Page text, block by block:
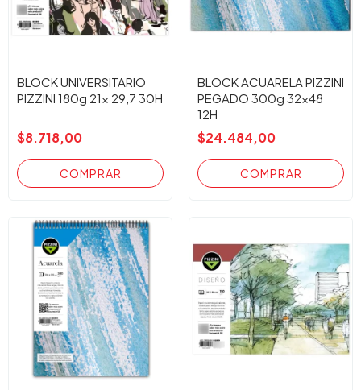
BLOCK UNIVERSITARIO
PIZZINI 180g 21x 29,7 30H
$8.718,00
BLOCK ACUARELA PIZZINI
PEGADO 300g 32x48
12H
$24.484,00